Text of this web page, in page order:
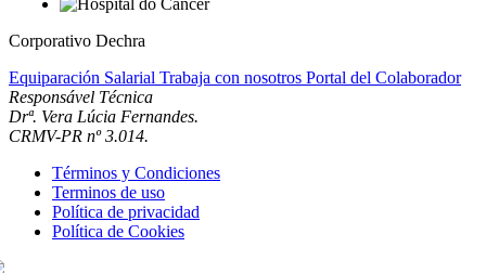
Corporativo Dechra
Equiparación Salarial Trabaja con nosotros Portal del Colaborador
Responsável Técnica
Drª. Vera Lúcia Fernandes.
CRMV-PR nº 3.014.
Términos y Condiciones
Terminos de uso
Política de privacidad
Política de Cookies